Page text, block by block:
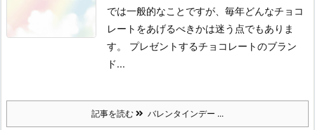
では一般的なことですが、毎年どんなチョコ
レートをあげるべきかは迷う点でもありま
す。 プレゼントするチョコレートのブラン
ド...
記事を読む バレンタインデー ...